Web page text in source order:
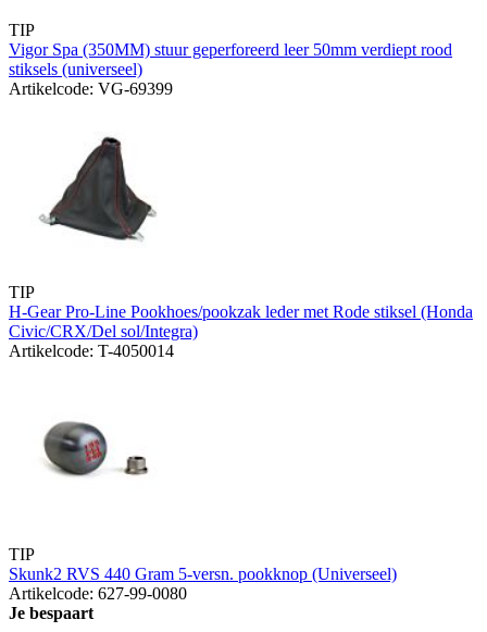
TIP
Vigor Spa (350MM) stuur geperforeerd leer 50mm verdiept rood
stiksels (universeel)
Artikelcode: VG-69399
TIP
H-Gear Pro-Line Pookhoes/pookzak leder met Rode stiksel (Honda
Civic/CRX/Del sol/Integra)
Artikelcode: T-4050014
TIP
Skunk2 RVS 440 Gram 5-versn. pookknop (Universeel)
Artikelcode: 627-99-0080
Je bespaart